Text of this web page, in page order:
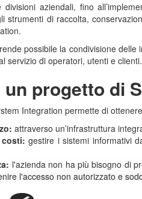
divisioni aziendali, fino
strumenti di raccolta,
possibile la condivisione
servizio di operatori, utenti e clienti.
progetto di
Integration permette di
attraverso un’infrastruttura
costi:gestire i sistemi informativi
l'azienda non ha più bisogno di
l'accesso non autorizzato e
mediante l’automazione dei